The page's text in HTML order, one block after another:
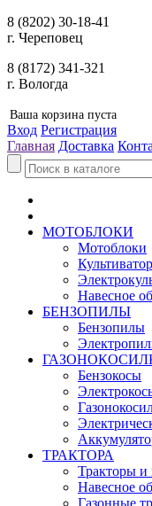
8 (8202) 30-18-41
г. Череповец
8 (8172) 341-321
г. Вологда
Ваша корзина пуста
Вход Регистрация
Главная Доставка
МОТОБЛОКИ
Мотоблоки
Навесное
БЕНЗОПИЛЫ
Бензопилы
Бензокосы
ТРАКТОРА
Тракторы и
Навесное
Газонные